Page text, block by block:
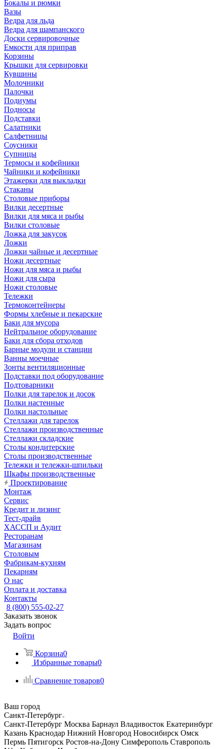
Бокалы и рюмки
Вазы
Ведра для льда
Ведра для шампанского
Доски сервировочные
Емкости для приправ
Корзины
Крышки для сервировки
Кувшины
Молочники
Палочки
Подиумы
Подносы
Подставки
Салатники
Салфетницы
Соусники
Супницы
Термосы и кофейники
Чайники и кофейники
Этажерки для выкладки
Стаканы
Столовые приборы
Вилки десертные
Вилки для мяса и рыбы
Вилки столовые
Ложка для закусок
Ложки
Ложки чайные и десертные
Ножи десертные
Ножи для мяса и рыбы
Ножи для сыра
Ножи столовые
Тележки
Термоконтейнеры
Формы хлебные и пекарские
Баки для мусора
Нейтральное оборудование
Баки для сбора отходов
Барные модули и станции
Ванны моечные
Зонты вентиляционные
Подставки под оборудование
Подтоварники
Полки для тарелок и досок
Полки настенные
Полки настольные
Стеллажи для тарелок
Стеллажи производственные
Стеллажи складские
Столы кондитерские
Столы производственные
Тележки и тележки-шпильки
Шкафы производственные
Проектирование
Монтаж
Сервис
Кредит и лизинг
Тест-драйв
ХАССП и Аудит
Ресторанам
Магазинам
Столовым
Фабрикам-кухням
Пекарням
О нас
Оплата и доставка
Контакты
8 (800) 555-02-27
Заказать звонок
Задать вопрос
Войти
Корзина0
Избранные товары0
Сравнение товаров0
Ваш город
Санкт-Петербург
Санкт-Петербург Москва Барнаул Владивосток Екатеринбург
Казань Краснодар Нижний Новгород Новосибирск Омск
Пермь Пятигорск Ростов-на-Дону Симферополь Ставрополь